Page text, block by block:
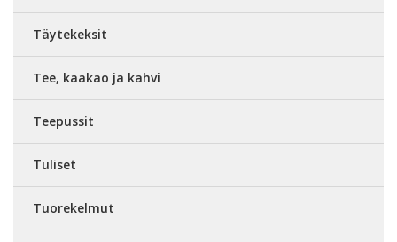
Täytekeksit
Tee, kaakao ja kahvi
Teepussit
Tuliset
Tuorekelmut